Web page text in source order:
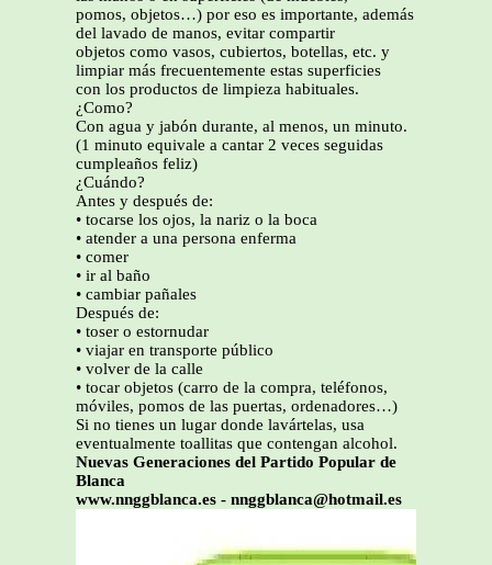
pomos, objetos…) por eso es importante, además
del lavado de manos, evitar compartir
objetos como vasos, cubiertos, botellas, etc. y
limpiar más frecuentemente estas superficies
con los productos de limpieza habituales.
¿Como?
Con agua y jabón durante, al menos, un minuto.
(1 minuto equivale a cantar 2 veces seguidas
cumpleaños feliz)
¿Cuándo?
Antes y después de:
• tocarse los ojos, la nariz o la boca
• atender a una persona enferma
• comer
• ir al baño
• cambiar pañales
Después de:
• toser o estornudar
• viajar en transporte público
• volver de la calle
• tocar objetos (carro de la compra, teléfonos,
móviles, pomos de las puertas, ordenadores…)
Si no tienes un lugar donde lavártelas, usa
eventualmente toallitas que contengan alcohol.
Nuevas Generaciones del Partido Popular de
Blanca
www.nnggblanca.es - nnggblanca@hotmail.es